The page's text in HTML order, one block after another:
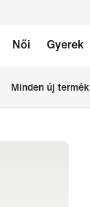
Női Gyerek
Minden új termék